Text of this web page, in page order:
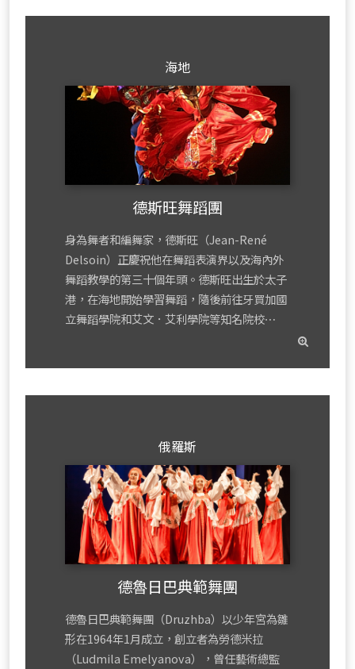
海地
德斯旺舞蹈團
身為舞者和編舞家，德斯旺（Jean-René
Delsoin）正慶祝他在舞蹈表演界以及海內外
舞蹈教學的第三十個年頭。德斯旺出生於太子
港，在海地開始學習舞蹈，隨後前往牙買加國
立舞蹈學院和艾文．艾利學院等知名院校⋯
俄羅斯
德魯日巴典範舞團
德魯日巴典範舞團（Druzhba）以少年宮為雛
形在1964年1月成立，創立者為勞德米拉
（Ludmila Emelyanova），曾任藝術總監